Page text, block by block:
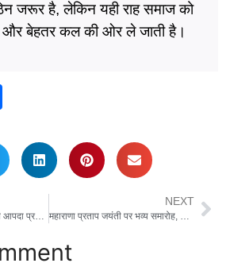
जरूर है, लेकिन यही राह समाज को
बेहतर कल की ओर ले जाती है।
ar
e
मुख्यमंत्री योगी आदित्यनाथ ने आपदा प्रभावित क्षेत्रों में राहत कार्यों के लिए दिए सख्त निर्देश।
NEXT
महाराणा प्रताप जयंती पर भव्य समारोह, उन्नति सिंह सम्मानित